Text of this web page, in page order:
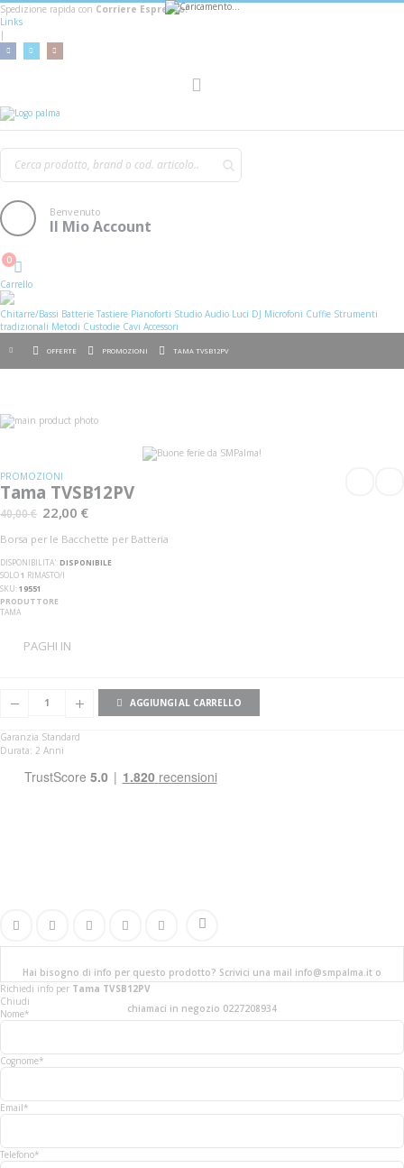
Spedizione rapida con Corriere Espresso!
Links
|
Benvenuto
Il Mio Account
Cart
0
Carrello
Chitarre/Bassi Batterie Tastiere Pianoforti Studio Audio Luci DJ Microfoni Cuffie Strumenti
tradizionali Metodi Custodie Cavi Accessori
OFFERTE PROMOZIONI TAMA TVSB12PV
Vai
alla
galleria
di
immagini
galleria
di
immagini
PROMOZIONI
Tama TVSB12PV
40,00 € 22,00 €
Borsa per le Bacchette per Batteria
DISPONIBILITA':DISPONIBILE
SOLO1 RIMASTO/I
SKU 19551
PRODUTTORE
TAMA
PAGHI IN
AGGIUNGI AL CARRELLO
Garanzia Standard
Durata: 2 Anni
Hai bisogno di info per questo prodotto? Scrivici una mail info@smpalma.it o
chiamaci in negozio 0227208934
Richiedi info per Tama TVSB12PV
Chiudi
Nome*
Cognome*
Email*
Telefono*